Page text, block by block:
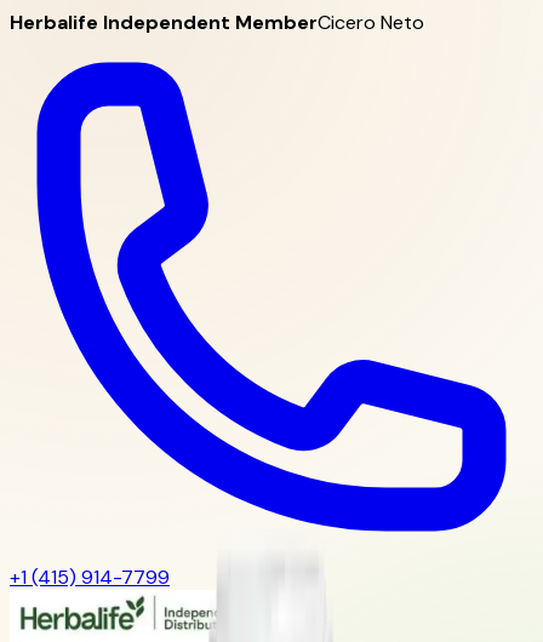
Herbalife Independent MemberCicero Neto
+1 (415) 914-7799